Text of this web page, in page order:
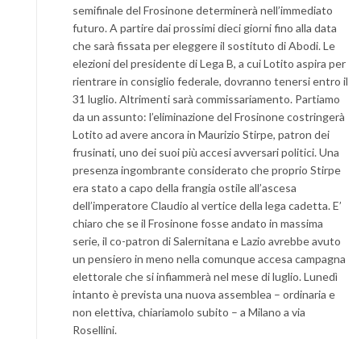
semifinale del Frosinone determinerà nell’immediato
futuro. A partire dai prossimi dieci giorni fino alla data
che sarà fissata per eleggere il sostituto di Abodi. Le
elezioni del presidente di Lega B, a cui Lotito aspira per
rientrare in consiglio federale, dovranno tenersi entro il
31 luglio. Altrimenti sarà commissariamento. Partiamo
da un assunto: l’eliminazione del Frosinone costringerà
Lotito ad avere ancora in Maurizio Stirpe, patron dei
frusinati, uno dei suoi più accesi avversari politici. Una
presenza ingombrante considerato che proprio Stirpe
era stato a capo della frangia ostile all’ascesa
dell’imperatore Claudio al vertice della lega cadetta. E’
chiaro che se il Frosinone fosse andato in massima
serie, il co-patron di Salernitana e Lazio avrebbe avuto
un pensiero in meno nella comunque accesa campagna
elettorale che si infiammerà nel mese di luglio. Lunedì
intanto è prevista una nuova assemblea – ordinaria e
non elettiva, chiariamolo subito – a Milano a via
Rosellini.